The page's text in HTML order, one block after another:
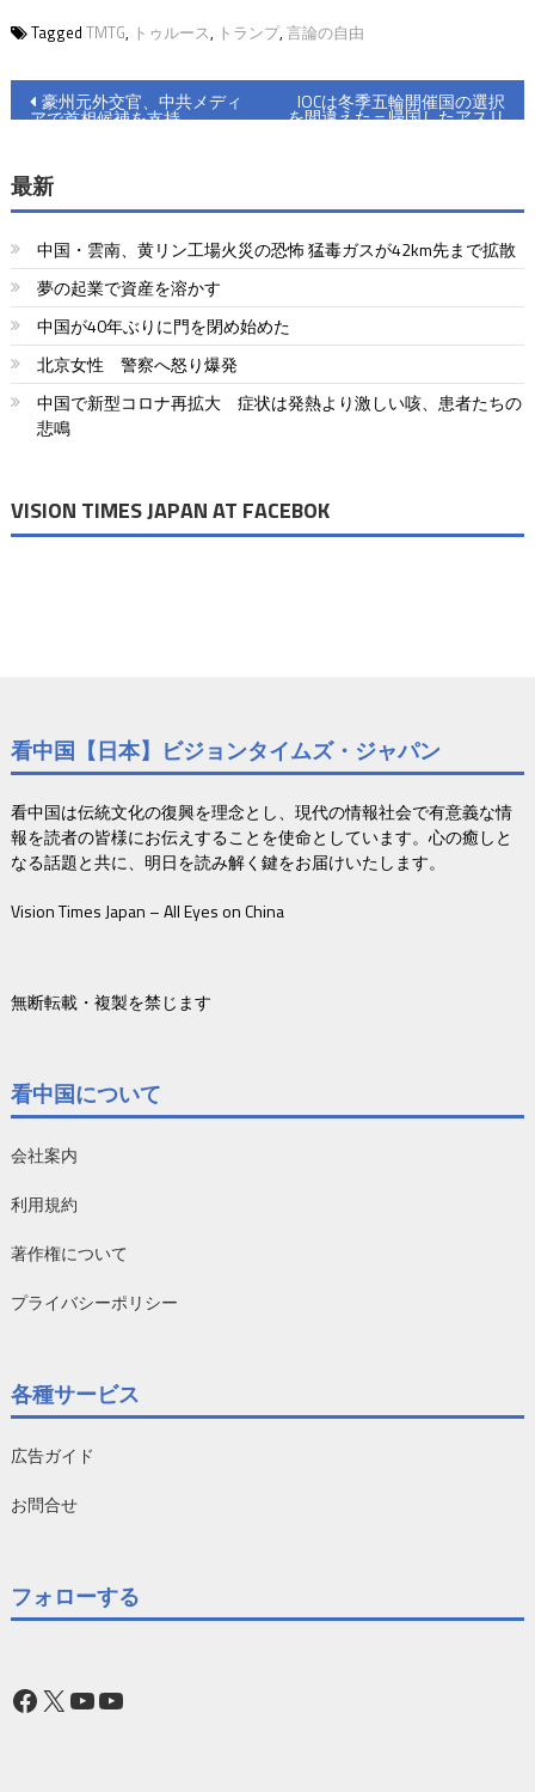
Tagged TMTG, トゥルース, トランプ, 言論の自由
投
ナ
ビ
ゲ
ー
シ
ョ
ン
豪州元外交官、中共メディ
アで首相候補を支持
IOCは冬季五輪開催国の選択
を間違えた＝帰国したアスリ
最新
中国・雲南、黄リン工場火災の恐怖 猛毒ガスが42km先まで拡散
夢の起業で資産を溶かす
中国が40年ぶりに門を閉め始めた
北京女性 警察へ怒り爆発
中国で新型コロナ再拡大 症状は発熱より激しい咳、患者たちの
悲鳴
VISION TIMES JAPAN AT FACEBOK
看中国【日本】ビジョンタイムズ・ジャパン
看中国は伝統文化の復興を理念とし、現代の情報社会で有意義な情
報を読者の皆様にお伝えすることを使命としています。心の癒しと
なる話題と共に、明日を読み解く鍵をお届けいたします。
Vision Times Japan – All Eyes on China
無断転載・複製を禁じます
看中国について
会社案内
利用規約
著作権について
プライバシーポリシー
各種サービス
広告ガイド
お問合せ
フォローする
Facebook
X YouTube
YouTube